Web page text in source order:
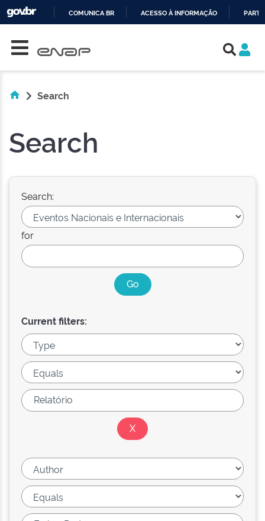
COMUNICA BR ACESSO À INFORMAÇÃO
Search
Search
Search:
for
Current filters: